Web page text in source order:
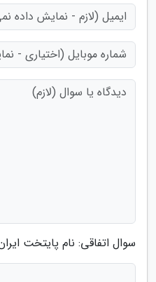
سوال اتفاقی: نام پایتخت